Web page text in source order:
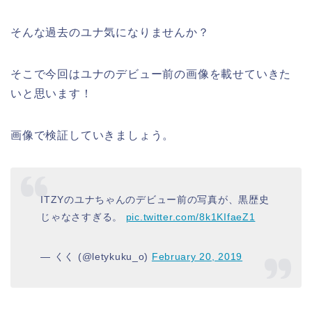
そんな過去のユナ気になりませんか？
そこで今回はユナのデビュー前の画像を載せていきた
いと思います！
画像で検証していきましょう。
ITZYのユナちゃんのデビュー前の写真が、黒歴史
じゃなさすぎる。 pic.twitter.com/8k1KIfaeZ1
— くく (@letykuku_o) February 20, 2019